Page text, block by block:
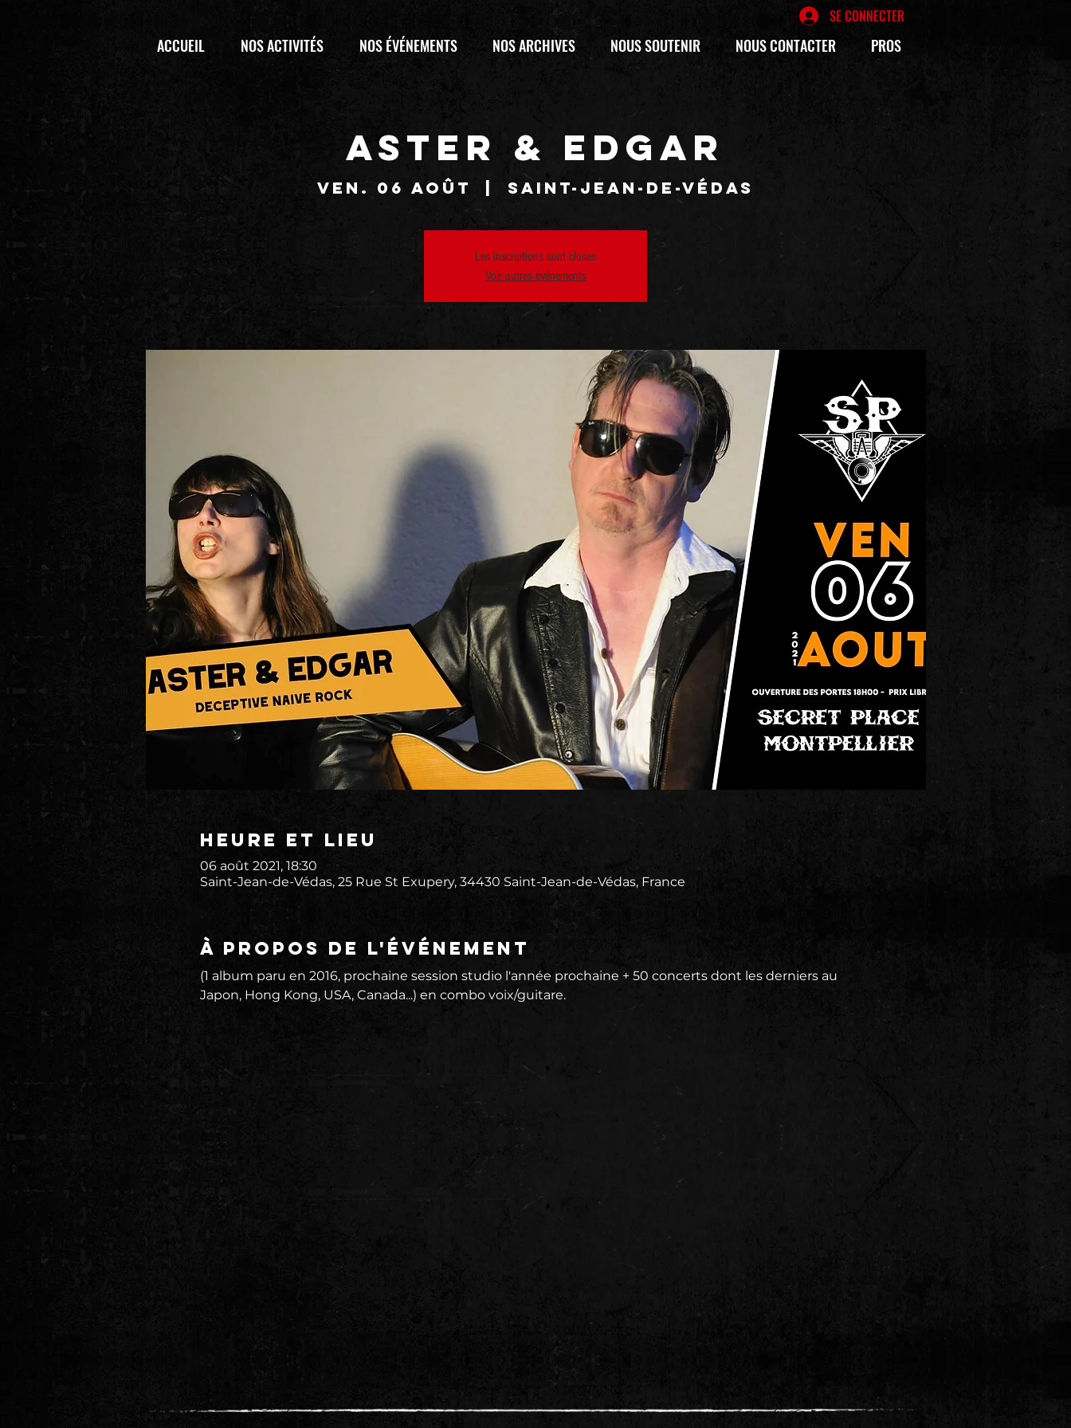
SE CONNECTER
ACCUEIL NOS ACTIVITÉS NOS ÉVÉNEMENTS NOS ARCHIVES NOUS SOUTENIR NOUS CONTACTER PROS
ASTER & EDGAR
ven. 06 août Saint-Jean-de-Védas
Les inscriptions sont closes
Voir autres événements
Heure et lieu
06 août 2021, 18:30
Saint-Jean-de-Védas, 25 Rue St Exupery, 34430 Saint-Jean-de-Védas, France
À propos de l'événement
(1 album paru en 2016, prochaine session studio l'année prochaine + 50 concerts dont les derniers au
Japon, Hong Kong, USA, Canada...) en combo voix/guitare.